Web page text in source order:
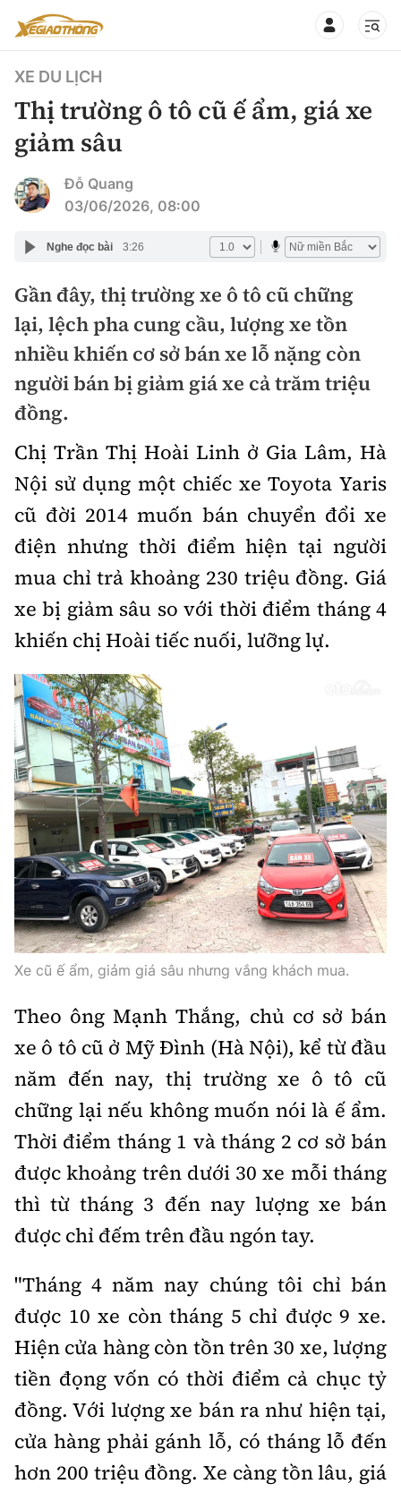
360° xe
Chính sách
Hạ tầng phương tiện
Góc nhìn
Tâm điểm
Xe du lịch
Xe chuyên dụng
Xe máy
Đánh giá xe
Đánh giá xe mới
So sánh
Lái mới
Tư vấn sử dụng
Chọn xe
Lái xe an toàn
Bảo hiểm xe
Sản phẩm bảo hiểm
Bồi thường bảo hiểm
Xe xanh
Video
Review xe
Giới thiệu xe
Tư vấn
Ảnh
Ô tô
Cơ quan chủ quản: Bộ Xây dựng
Tổng biên tập:Nguyễn Thị Hồng Nga
Trưởng ban Ô tô - Xe máy:Nguyễn Tiến Mạnh
Giấy phép số: 03/GP-BC, cấp ngày 22/4/2025
Chuyên trang của Báo Xây dựng
Tòa soạn: Số 2 Nguyễn Công Hoan, phường Giảng Võ,
Hà Nội.
Hotline: 0967 376 459;
Email:bandoc@baoxaydung.vn
Thông tin tòa soạn
XE DU LỊCH
Thị trường ô tô cũ ế ẩm, giá xe
giảm sâu
Đỗ Quang
03/06/2026, 08:00
Nghe đọc bài 3:26
Gần đây, thị trường xe ô tô cũ chững
lại, lệch pha cung cầu, lượng xe tồn
nhiều khiến cơ sở bán xe lỗ nặng còn
người bán bị giảm giá xe cả trăm triệu
đồng.
Chị Trần Thị Hoài Linh ở Gia Lâm, Hà
Nội sử dụng một chiếc xe Toyota Yaris
cũ đời 2014 muốn bán chuyển đổi xe
điện nhưng thời điểm hiện tại người
mua chỉ trả khoảng 230 triệu đồng. Giá
xe bị giảm sâu so với thời điểm tháng 4
khiến chị Hoài tiếc nuối, lưỡng lự.
Xe cũ ế ẩm, giảm giá sâu nhưng vắng khách mua.
Theo ông Mạnh Thắng, chủ cơ sở bán
xe ô tô cũ ở Mỹ Đình (Hà Nội), kể từ đầu
năm đến nay, thị trường xe ô tô cũ
chững lại nếu không muốn nói là ế ẩm.
Thời điểm tháng 1 và tháng 2 cơ sở bán
được khoảng trên dưới 30 xe mỗi tháng
thì từ tháng 3 đến nay lượng xe bán
được chỉ đếm trên đầu ngón tay.
"Tháng 4 năm nay chúng tôi chỉ bán
được 10 xe còn tháng 5 chỉ được 9 xe.
Hiện cửa hàng còn tồn trên 30 xe, lượng
tiền đọng vốn có thời điểm cả chục tỷ
đồng. Với lượng xe bán ra như hiện tại,
cửa hàng phải gánh lỗ, có tháng lỗ đến
hơn 200 triệu đồng. Xe càng tồn lâu, giá